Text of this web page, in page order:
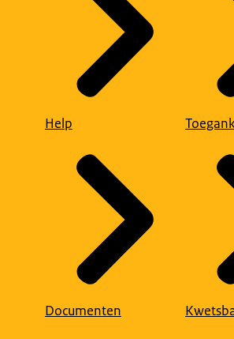
Help
Documenten